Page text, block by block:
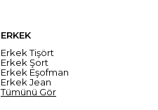
ERKEK
Erkek Tişört
Erkek Şort
Erkek Eşofman
Erkek Jean
Tümünü Gör